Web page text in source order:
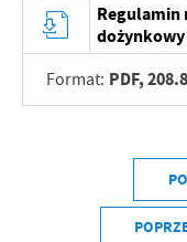
Regulamin
Format: PDF,